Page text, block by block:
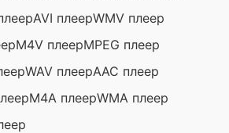
AVI плеерWMV плеер
M4V плеерMPEG плеер
WAV плеерAAC плеер
M4A плеерWMA плеер